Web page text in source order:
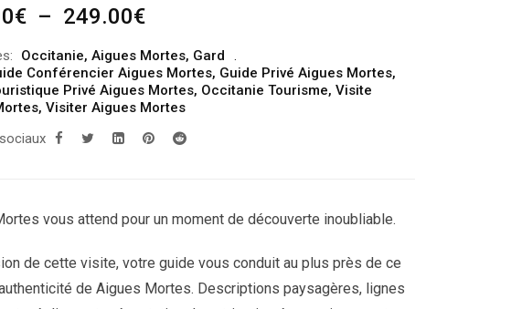
€ – 249.00€Plage
prix :
199.00€
à
249.00€
Occitanie, Aigues Mortes, Gard
Conférencier Aigues Mortes, Guide Privé Aigues Mortes,
Privé Aigues Mortes, Occitanie Tourisme, Visite
, Visiter Aigues Mortes
vous attend pour un moment de découverte inoubliable.
de cette visite, votre guide vous conduit au plus près de ce
de Aigues Mortes. Descriptions paysagères, lignes